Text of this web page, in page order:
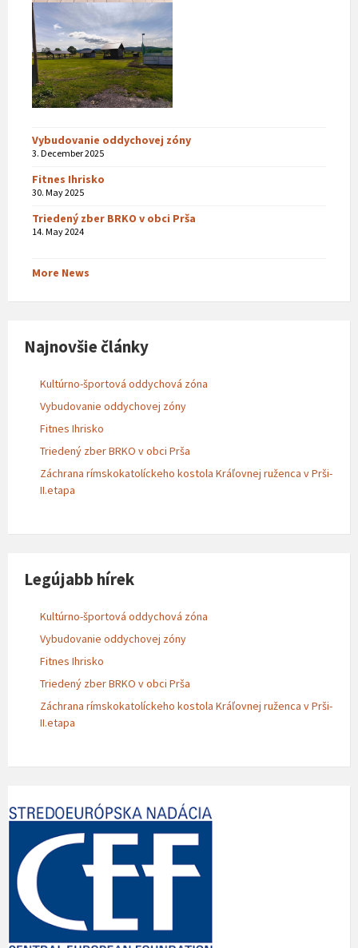
Vybudovanie oddychovej zóny
3. December 2025
Fitnes Ihrisko
30. May 2025
Triedený zber BRKO v obci Prša
14. May 2024
More News
Najnovšie články
Kultúrno-športová oddychová zóna
Vybudovanie oddychovej zóny
Fitnes Ihrisko
Triedený zber BRKO v obci Prša
Záchrana rímskokatolíckeho kostola Kráľovnej ruženca v Prši-
II.etapa
Legújabb hírek
Kultúrno-športová oddychová zóna
Vybudovanie oddychovej zóny
Fitnes Ihrisko
Triedený zber BRKO v obci Prša
Záchrana rímskokatolíckeho kostola Kráľovnej ruženca v Prši-
II.etapa